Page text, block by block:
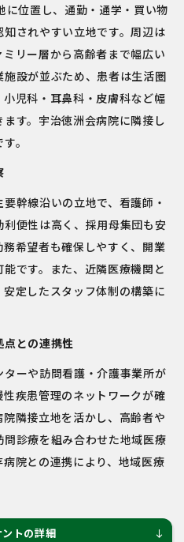
位置し、通勤・通学・買い物
されやすい立地です。周辺は
リー層から高齢者まで幅広い
設が並ぶため、患者は生活圏
児科・耳鼻科・皮膚科など幅
す。宇治徳洲会病院に隣接し
。
幹線沿いの立地で、看護師・
便性は高く、採用母集団も安
希望者も確保しやすく、開業
です。また、近隣医療機関と
定したスタッフ体制の構築に
との連携性
ーや訪問看護・介護事業所が
疾患管理のネットワークが確
隣接立地を活かし、高齢者や
診療を組み合わせた地域医療
院との連携により、地域医療
トの詳細 south